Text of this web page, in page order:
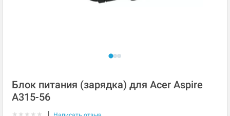
Блок питания (зарядка) для Acer Aspire
A315-56
★ ★ ★ ★ ★ |